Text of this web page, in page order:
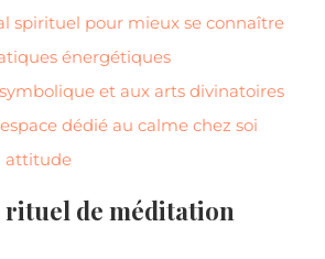
spirituel pour mieux se connaître
énergétiques
et aux arts divinatoires
dédié au calme chez soi
attitude
de méditation